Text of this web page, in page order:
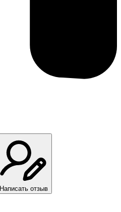
Написать отзыв